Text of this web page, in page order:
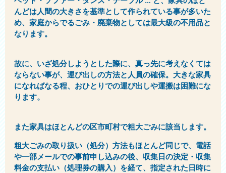
んどは人間の大きさを基準として作られている事が多いた
め、家庭からでるごみ・廃棄物としては最大級の不用品と
なります。
故に、いざ処分しようとした際に、真っ先に考えなくては
ならない事が、運び出しの方法と人員の確保。大きな家具
になればなる程、おひとりでの運び出しや運搬は困難にな
ります。
また家具はほとんどの区市町村で粗大ごみに該当します。
粗大ごみの取り扱い（処分）方法もほとんど同じで、電話
や一部メールでの事前申し込みの後、収集日の決定・収集
料金の支払い（処理券の購入）を経て、指定された日時に